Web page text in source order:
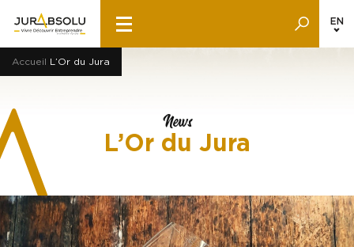
EN
Accueil L’Or du Jura
News
L’Or du Jura